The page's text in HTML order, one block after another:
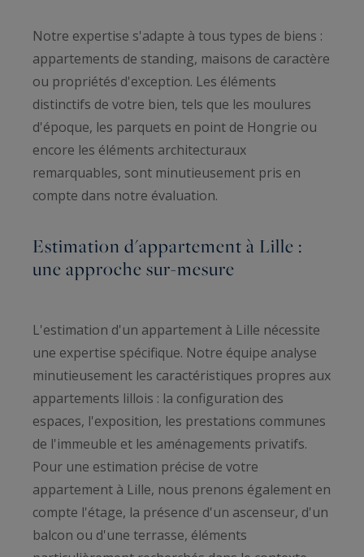
Notre expertise s'adapte à tous types de biens :
appartements de standing, maisons de caractère
ou propriétés d'exception. Les éléments
distinctifs de votre bien, tels que les moulures
d'époque, les parquets en point de Hongrie ou
encore les éléments architecturaux
remarquables, sont minutieusement pris en
compte dans notre évaluation.
Estimation d'appartement à Lille :
une approche sur-mesure
L'estimation d'un appartement à Lille nécessite
une expertise spécifique. Notre équipe analyse
minutieusement les caractéristiques propres aux
appartements lillois : la configuration des
espaces, l'exposition, les prestations communes
de l'immeuble et les aménagements privatifs.
Pour une estimation précise de votre
appartement à Lille, nous prenons également en
compte l'étage, la présence d'un ascenseur, d'un
balcon ou d'une terrasse, éléments